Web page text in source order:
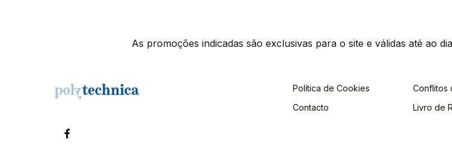
As promoções indicadas são exclusivas para o site e válidas até ao
Política de Cookies
Contacto
Conflitos
Livro de